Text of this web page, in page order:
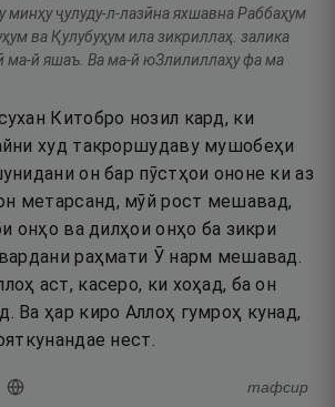
минҳу ҷулуду-л-лазӣна яхшавна Раббаҳум
ва Қулубуҳум ила зикриллаҳ. залика
ма-й яшаъ. Ва ма-й юЗлилиллаҳу фа ма
Китобро нозил кард, ки
худ такроршудаву мушобеҳи
он бар пӯстҳои ононе ки аз
метарсанд, мӯй рост мешавад,
онҳо ва дилҳои онҳо ба зикри
раҳмати Ӯ нарм мешавад.
аст, касеро, ки хоҳад, ба он
Ва ҳар киро Аллоҳ гумроҳ кунад,
нест.
тафсир